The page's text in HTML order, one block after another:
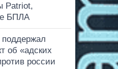
Patriot,
БПЛА
об «адских
россии